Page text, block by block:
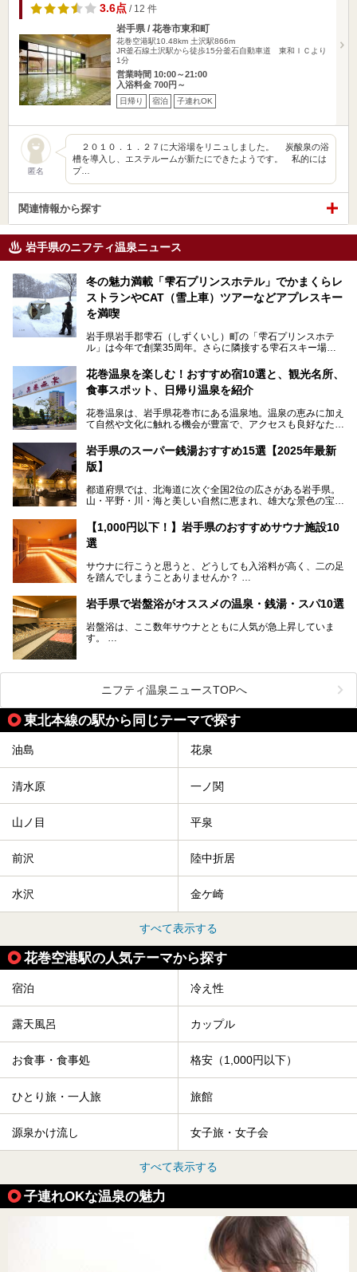
3.6点/ 12 件
岩手県 / 花巻市東和町
花巻空港駅10.48km 土沢駅866m
JR釜石線土沢駅から徒歩15分釜石自動車道 東和ＩＣより
1分
営業時間 10:00～21:00
入浴料金 700円～
日帰り 宿泊 子連れOK
匿名
２０１０．１．２７に大浴場をリニュしました。 炭酸泉の浴
槽を導入し、エステルームが新たにできたようです。 私的には
プ…
関連情報から探す
岩手県のニフティ温泉ニュース
冬の魅力満載「雫石プリンスホテル」でかまくらレ
ストランやCAT（雪上車）ツアーなどアプレスキー
を満喫
岩手県岩手郡雫石（しずくいし）町の「雫石プリンスホテ
ル」は今年で創業35周年。さらに隣接する雫石スキー場は
の後"）の充実をはかり、テーマをSNOW（雪）＋NOVA
（新星）で「SNØVA（スノーヴァ）」としました！
喫できるパウダースノーの雫石。というわけで、「雫石プリ
ンスホテル」にお出かけして楽しめるアクティビティや温泉
───
提供元：株式会社西武・プリンスホテルズワールドワイド
この記事は雫石プリンスホテルのPR記事です。
花巻温泉を楽しむ！おすすめ宿10選と、観光名所、
食事スポット、日帰り温泉を紹介
花巻温泉は、岩手県花巻市にある温泉地。温泉の恵みに加え
て自然や文化に触れる機会が豊富で、アクセスも良好なた
この記事では、花巻温泉の魅力、おすすめの宿・注目すべき
観光スポット・味わい深い食事処・気軽に立ち寄れる日帰り
花巻温泉での日常を忘れられる特別な体験を通じて、いつも
岩手県のスーパー銭湯おすすめ15選【2025年最新
版】
都道府県では、北海道に次ぐ全国2位の広さがある岩手県。
山・平野・川・海と美しい自然に恵まれ、雄大な景色の宝庫
三陸の魚介類などの岩手グルメは全国に知られていますね。
大自然に囲まれた岩手県には、温泉が多く湧き出していま
す。今回は、岩手県でおすすめのスーパー銭湯をご紹介しま
【1,000円以下！】岩手県のおすすめサウナ施設10
選
サウナに行こうと思うと、どうしても入浴料が高く、二の足
を踏んでしまうことありませんか？
そこで値段を抑えた格安でお風呂とサウナを満喫できる充実
の施設を紹介します！
サクッと、月何回もサウナを楽しみたい人にとってはピッタ
リの場所ばかりなんですよ。
岩手県で岩盤浴がオススメの温泉・銭湯・スパ10選
岩盤浴は、ここ数年サウナとともに人気が急上昇していま
す。
今回は、岩手県でおすすめの温泉、銭湯、スパにある岩盤浴
を紹介します！
温度も低めなので、暑いのが苦手な人でも大満足な施設です
ニフティ温泉ニュースTOPへ
東北本線の駅から同じテーマで探す
油島 花泉
清水原 一ノ関
山ノ目 平泉
前沢 陸中折居
水沢 金ケ崎
すべて表示する
花巻空港駅の人気テーマから探す
宿泊 冷え性
露天風呂 カップル
お食事・食事処 格安（1,000円以下）
ひとり旅・一人旅 旅館
源泉かけ流し 女子旅・女子会
すべて表示する
子連れOKな温泉の魅力